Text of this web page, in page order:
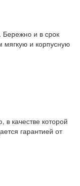
Бережно и в срок
и корпусную
качестве которой
гарантией от